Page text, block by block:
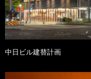
中日ビル建替計画